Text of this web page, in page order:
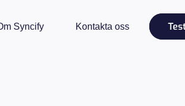
Syncify Kontakta oss